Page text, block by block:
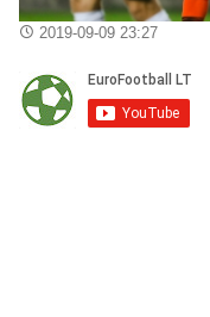
2019-09-09 23:27